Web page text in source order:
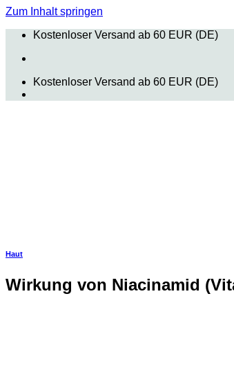
Zum Inhalt springen
Kostenloser Versand ab 60 EUR (DE)
Kostenloser Versand ab 60 EUR (DE)
Haut
Wirkung von Niacinamid